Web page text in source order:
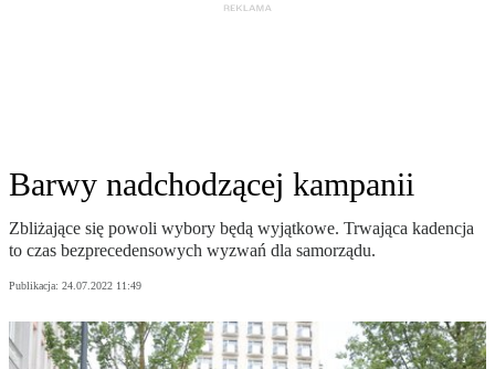
Barwy nadchodzącej kampanii
Zbliżające się powoli wybory będą wyjątkowe. Trwająca kadencja
to czas bezprecedensowych wyzwań dla samorządu.
Publikacja: 24.07.2022 11:49